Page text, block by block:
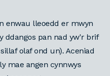
enwau lleoedd er mwyn
ddangos pan nad yw'r brif
olaf ond un). Aceniad
mae angen cynnwys